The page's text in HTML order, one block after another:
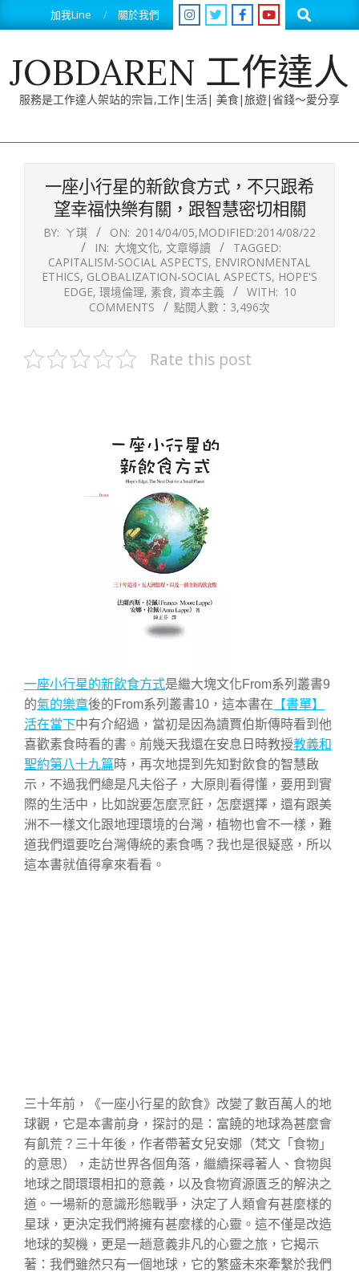
to
加我Line 關於我們 Search
JOBDAREN 工作達人
服務是工作達人架站的宗旨,工作|生活| 美食|旅遊|省錢～愛分享
一座小行星的新飲食方式，不只跟希
望幸福快樂有關，跟智慧密切相關
BY: ㄚ琪 ON: 2014/04/05,MODIFIED:2014/08/22
IN: 大塊文化, 文章導讀
TAGGED:
CAPITALISM-SOCIAL ASPECTS, ENVIRONMENTAL
ETHICS, GLOBALIZATION-SOCIAL ASPECTS, HOPE'S
EDGE, 環境倫理, 素食, 資本主義 WITH: 10
COMMENTS
點閱人數：3,496次
Rate this post
一座小行星的新飲食方式是繼大塊文化From系列叢書9
的氣的樂章後的From系列叢書10，這本書在 【書單】
活在當下中有介紹過，當初是因為讀賈伯斯傳時看到他
喜歡素食時看的書。前幾天我還在安息日時教授教義和
聖約第八十九​篇時，再次地提到先知對飲食的智慧啟
示，不過我們總是凡夫俗子，大原則看得懂，要用到實
際的生活中，比如說要怎麼烹飪，怎麼選擇，還有跟美
洲不一樣文化跟地理環境的台灣，植物也會不一樣，難
道我們還要吃台灣傳統的素食嗎？我也是很疑惑，所以
這本書就值得拿來看看。
三十年前，《一座小行星的飲食》改變了數百萬人的地
球觀，它是本書前身，探討的是：富饒的地球為甚麼會
有飢荒？三十年後，作者帶著女兒安娜（梵文「食物」
的意思），走訪世界各個角落，繼續探尋著人、食物與
地球之間環環相扣的意義，以及食物資源匱乏的解決之
道。一場新的意識形態戰爭，決定了人類會有甚麼樣的
星球，更決定我們將擁有甚麼樣的心靈。這不僅是改造
地球的契機，更是一趟意義非凡的心靈之旅，它揭示
著：我們雖然只有一個地球，它的繁盛未來牽繫於我們